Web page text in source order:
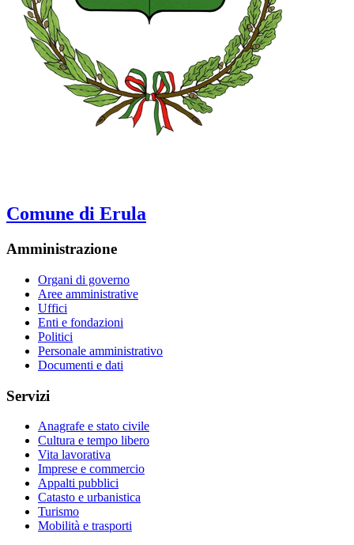
Comune di Erula
Amministrazione
Organi di governo
Aree amministrative
Uffici
Enti e fondazioni
Politici
Personale amministrativo
Documenti e dati
Servizi
Anagrafe e stato civile
Cultura e tempo libero
Vita lavorativa
Imprese e commercio
Appalti pubblici
Catasto e urbanistica
Turismo
Mobilità e trasporti